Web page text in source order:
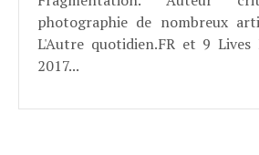
photographie de nombreux
L'Autre quotidien.FR et 9 Lives
2017...